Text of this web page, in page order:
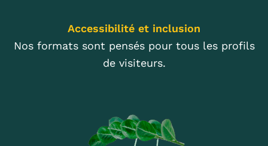
Accessibilité et inclusion
Nos formats sont pensés pour tous les profils
de visiteurs.